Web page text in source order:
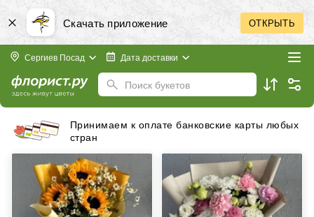
Скачать приложение ОТКРЫТЬ
Сергиев Посад Дата доставки
Поиск букетов
Бесплатная доставка в пределах города